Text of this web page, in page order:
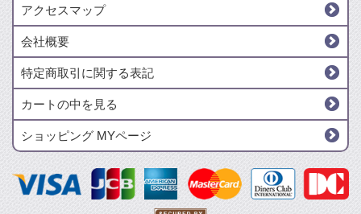
アクセスマップ
会社概要
特定商取引に関する表記
カートの中を見る
ショッピング MYページ